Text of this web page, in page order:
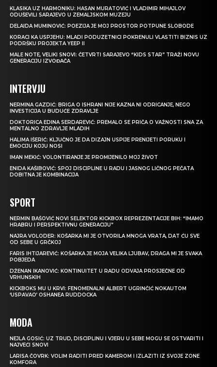
KLASIKA UZ HARMONIKU: HASAN MURATOVIĆ I VLADIMIR MIHAJLOV
ODUŠEVILI SARAJEVO U ZEMALJSKOM MUZEJU
DELAIDA MUMINOVIĆ: POEZIJA JE MOJ PROSTOR POTPUNE SLOBODE
KORACI KA USPJEHU: MLADI PODUZETNICI POKRENULI VLASTITI BIZNIS UZ
PODRŠKU PROJEKTA YEEP II
MALE NOTE, VELIKI SNOVI: ČETVRTI SARAJEVO “KIDS STAR” TRAŽI NOVU
GENERACIJU IZVOĐAČA
INTERVJU
NERMINA GAZDIĆ: BRIGA O ISHRANI NIJE KAZNA NI ODRICANJE, NEGO
INVESTICIJA U BUDUĆE ZDRAVLJE
DOKTORICA EDINA SERDAREVIĆ: PREMALO SE PRIČA O VAŽNOSTI SNA ZA
MENTALNO ZDRAVLJE MLADIH
HALIMA IŠERIĆ: KLJUČNO JE DA DIZAJN USPIJE PRENIJETI PORUKU I
EMOCIJU KOJU NOSI
IMAN MEKIĆ: VOLONTIRANJE JE PROMIJENILO MOJ ŽIVOT
ENIDA KAŠIBOVIĆ: SPOJ DISCIPLINE U RADU I JASNOG LIČNOG PEČATA
DOBITNA JE KOMBINACIJA
SPORT
NERMIN BAŠOVIĆ NOVI SELEKTOR KICKBOX REPREZENTACIJE BIH: “IMAMO
HRABRU I PERSPEKTIVNU GENERACIJU”
NAJRA VOLODER: KOŠARKA MI JE OTVORILA MNOGA VRATA, DAT ĆU SVE
OD SEBE U GRČKOJ
FARIS IHTIJAREVIĆ: KOŠARKA JE MOJA VELIKA LJUBAV, DRAGA MI JE SVAKA
POBJEDA
DŽENAN IKANOVIĆ: KONTINUITET U RADU ODVAJA PROSJEČNE OD
VRHUNSKIH
KICKBOKS MU U KRVI: FENOMENALNI ALBERT UGRINČIĆ NOKAUTOM
‘USPAVAO’ OSHANEA RUDDOCKA
MODA
NEJLA GOSIĆ: UZ TRUD, DISCIPLINU I VJERU U SEBE MOGU SE OSTVARITI I
NAJVEĆI SNOVI
LARISA ČOVRK: VOLIM RADITI PRED KAMEROM I IZLAZITI IZ SVOJE ZONE
KOMFORA